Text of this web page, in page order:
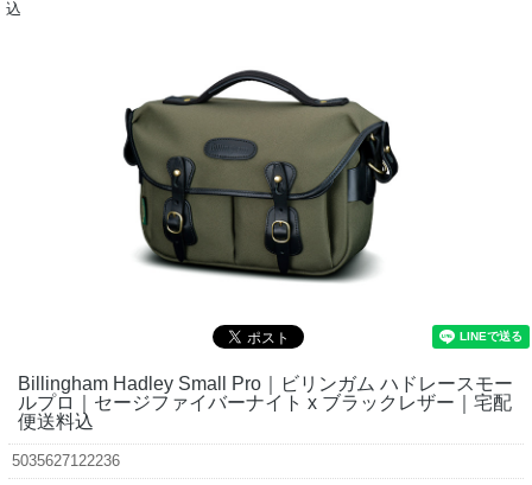
込
Billingham Hadley Small Pro｜ビリンガム ハドレースモー
ルプロ｜セージファイバーナイト x ブラックレザー｜宅配
便送料込
5035627122236